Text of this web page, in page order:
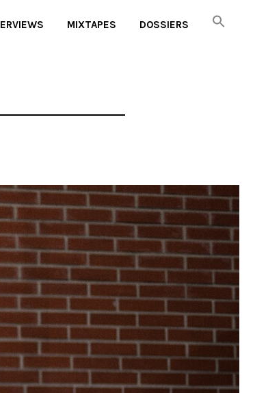
MIXTAPES DOSSIERS